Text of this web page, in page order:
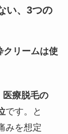
い、3つの
クリームは使
医療脱毛の
です。と
みを想定